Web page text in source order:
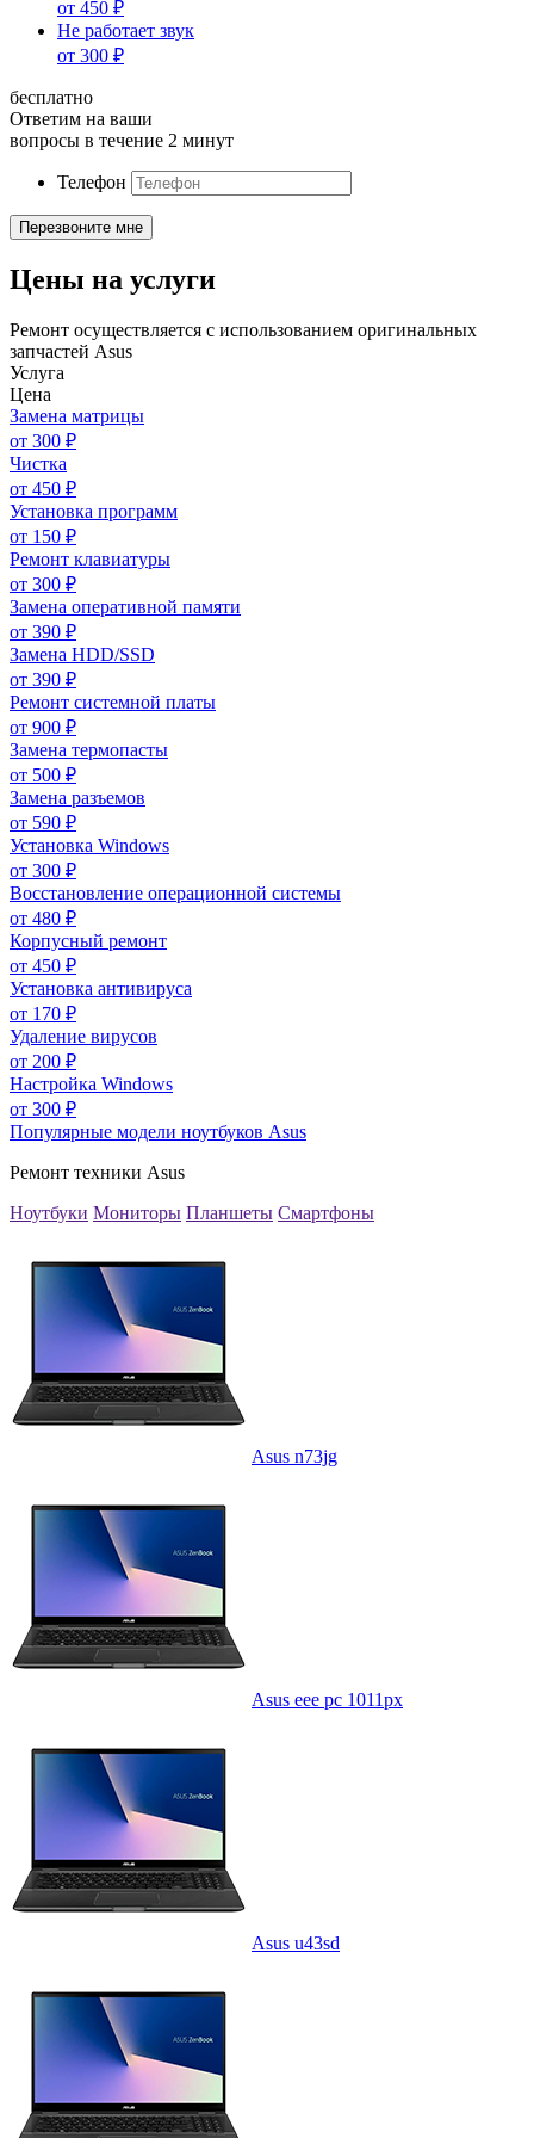
от 450 ₽
Не работает звук
от 300 ₽
бесплатно
Ответим на ваши
вопросы в течение 2 минут
Телефон
Цены на услуги
Ремонт осуществляется с использованием оригинальных
запчастей Asus
Услуга
Цена
Замена матрицы
от 300 ₽
Чистка
от 450 ₽
Установка программ
от 150 ₽
Ремонт клавиатуры
от 300 ₽
Замена оперативной памяти
от 390 ₽
Замена HDD/SSD
от 390 ₽
Ремонт системной платы
от 900 ₽
Замена термопасты
от 500 ₽
Замена разъемов
от 590 ₽
Установка Windows
от 300 ₽
Восстановление операционной системы
от 480 ₽
Корпусный ремонт
от 450 ₽
Установка антивируса
от 170 ₽
Удаление вирусов
от 200 ₽
Настройка Windows
от 300 ₽
Популярные модели ноутбуков Asus
Ремонт техники Asus
Ноутбуки Мониторы Планшеты Смартфоны
Asus n73jg
Asus eee pc 1011px
Asus u43sd